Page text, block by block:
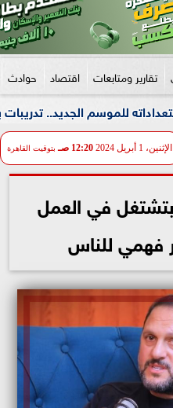
تقارير ومتابعات اقتصاد حوادث
الجديد.. تدريبات بدنية
الإثنين، 1 أبريل 2024 12:20 صـ بتوقيت القاهرة
في العمل
فهمي للناس